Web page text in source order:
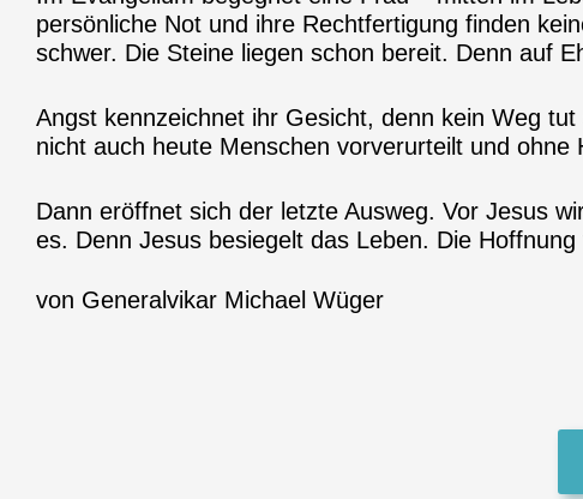
persönliche Not und ihre Rechtfertigung finden
schwer. Die Steine liegen schon bereit. Denn auf
Angst kennzeichnet ihr Gesicht, denn kein Weg
nicht auch heute Menschen vorverurteilt und ohne
Dann eröffnet sich der letzte Ausweg. Vor Jesus
es. Denn Jesus besiegelt das Leben. Die
von Generalvikar Michael Wüger